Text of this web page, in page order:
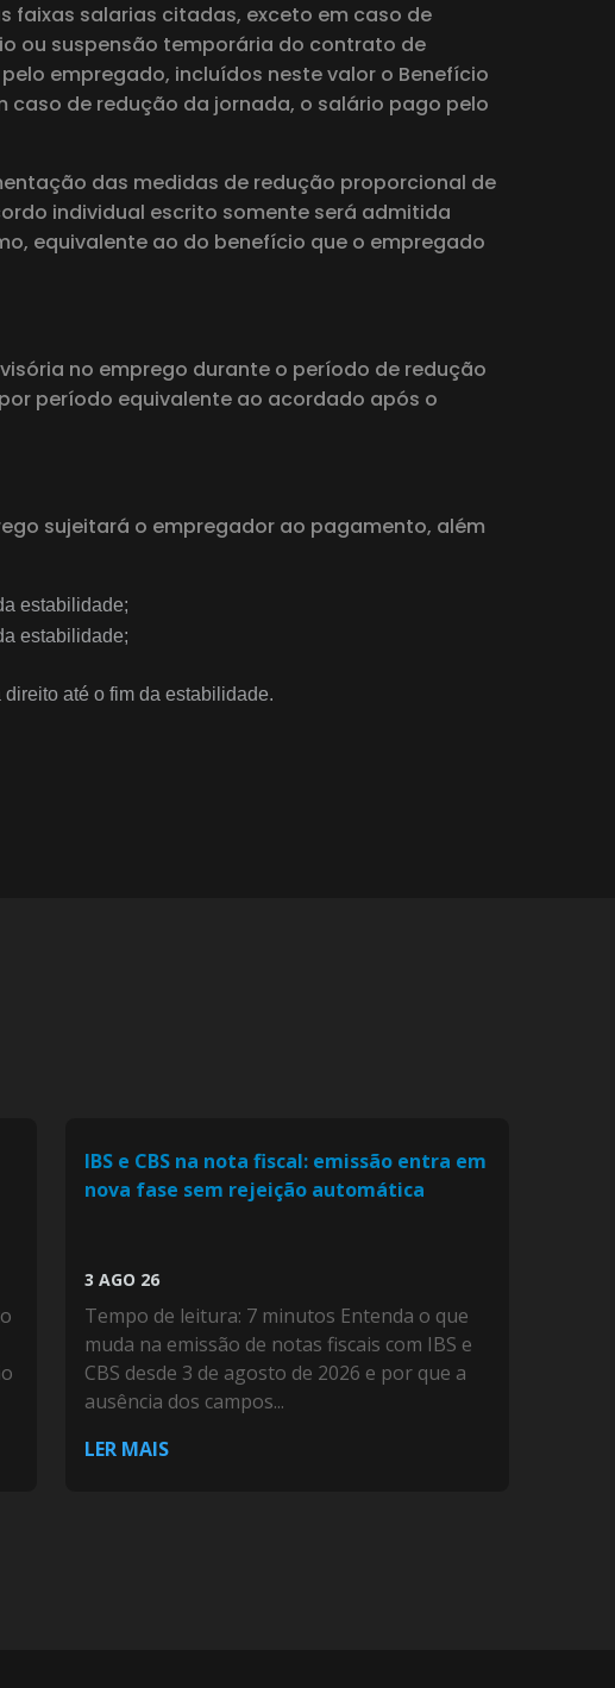
faixas salarias citadas, exceto em caso de
ou suspensão temporária do contrato de
empregado, incluídos neste valor o Benefício
caso de redução da jornada, o salário pago pelo
das medidas de redução proporcional de
individual escrito somente será admitida
equivalente ao do benefício que o empregado
no emprego durante o período de redução
período equivalente ao acordado após o
sujeitará o empregador ao pagamento, além
estabilidade;
estabilidade;
até o fim da estabilidade.
IBS e CBS na nota fiscal: emissão entra em
nova fase sem rejeição automática
3 AGO 26
Tempo de leitura: 7 minutos Entenda o que
muda na emissão de notas fiscais com IBS e
CBS desde 3 de agosto de 2026 e por que a
ausência dos campos...
LER MAIS